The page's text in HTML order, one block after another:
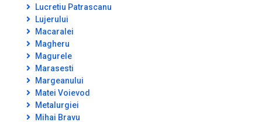
Lucretiu Patrascanu
Lujerului
Macaralei
Magheru
Magurele
Marasesti
Margeanului
Matei Voievod
Metalurgiei
Mihai Bravu